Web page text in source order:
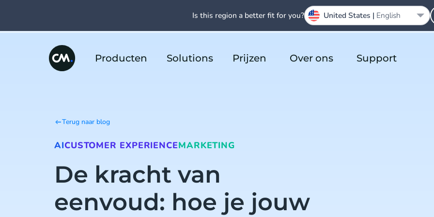
Producten Solutions Prijzen Over ons Support
Terug naar blog
AICUSTOMER EXPERIENCEMARKETING
De kracht van
eenvoud: hoe je jouw
Is this region a better fit for you? United States | English